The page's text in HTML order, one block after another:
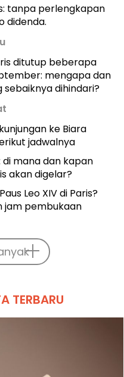
tanpa perlengkapan
didenda.
ditutup beberapa
mengapa dan
dihindari?
ke Biara
jadwalnya
di mana dan kapan
akan digelar?
Leo XIV di Paris?
jam pembukaan
TERBARU